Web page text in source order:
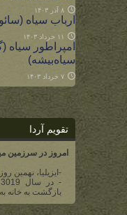
۸ آذر ۱۴۰۳
ارباب سیاه
۱۱ خرداد ۱۴۰۳
امپراطور سیاه
سیاه‌بیشه)
۷ خرداد ۱۴۰۳
تقویم آردا
امروز در سرزمین
-ایزیلیا، نهمین
بازگشت به خانه